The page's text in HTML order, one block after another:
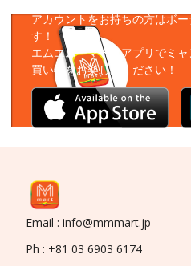
アカウントをお持ちの方はボ
す！
エムエムーマートアプリでミ
買い物をお楽しみください！
Email : info@mmmart.jp
Ph : +81 03 6903 6174